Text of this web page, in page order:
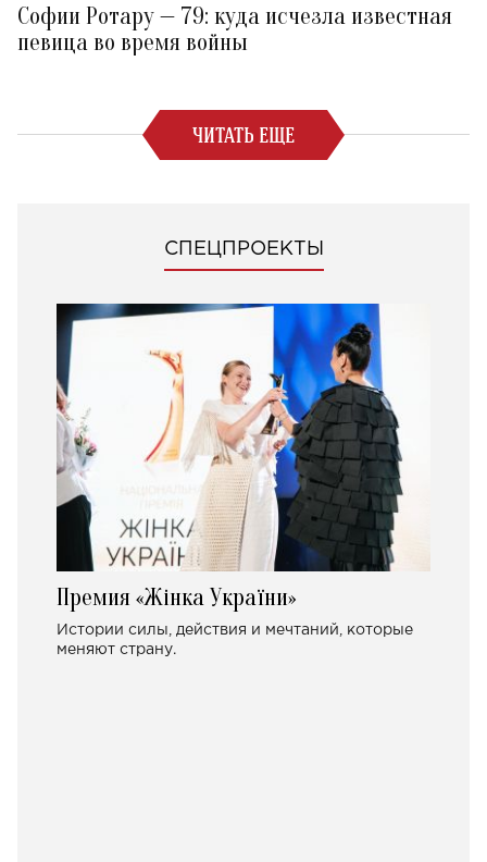
Софии Ротару — 79: куда исчезла известная
певица во время войны
ЧИТАТЬ ЕЩЕ
СПЕЦПРОЕКТЫ
Премия «Жінка України»
Истории силы, действия и мечтаний, которые
меняют страну.